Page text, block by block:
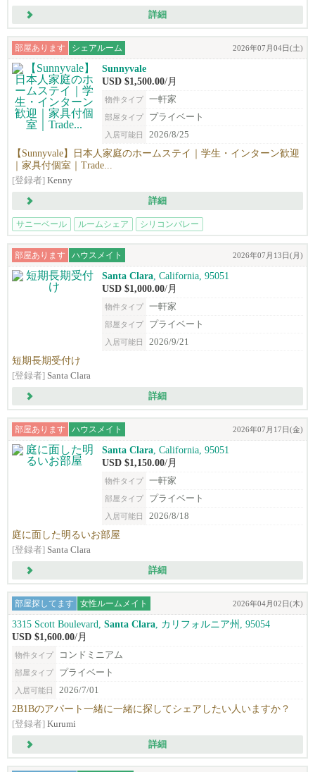
詳細
部屋あります シェアルーム 2026年07月04日(土)
Sunnyvale
USD $1,500.00/月
物件タイプ 一軒家
部屋タイプ プライベート
入居可能日 2026/8/25
【Sunnyvale】日本人家庭のホームステイ｜学生・インターン歓迎
｜家具付個室｜Trade...
[登録者] Kenny
詳細
サニーベール ルームシェア シリコンバレー
部屋あります ハウスメイト 2026年07月13日(月)
Santa Clara , California, 95051
USD $1,000.00/月
物件タイプ 一軒家
部屋タイプ プライベート
入居可能日 2026/9/21
短期長期受付け
[登録者] Santa Clara
詳細
部屋あります ハウスメイト 2026年07月17日(金)
Santa Clara , California, 95051
USD $1,150.00/月
物件タイプ 一軒家
部屋タイプ プライベート
入居可能日 2026/8/18
庭に面した明るいお部屋
[登録者] Santa Clara
詳細
部屋探してます 女性ルームメイト 2026年04月02日(木)
3315 Scott Boulevard, Santa Clara , カリフォルニア州, 95054
USD $1,600.00/月
物件タイプ コンドミニアム
部屋タイプ プライベート
入居可能日 2026/7/01
2B1Bのアパート一緒に一緒に探してシェアしたい人いますか？
[登録者] Kurumi
詳細